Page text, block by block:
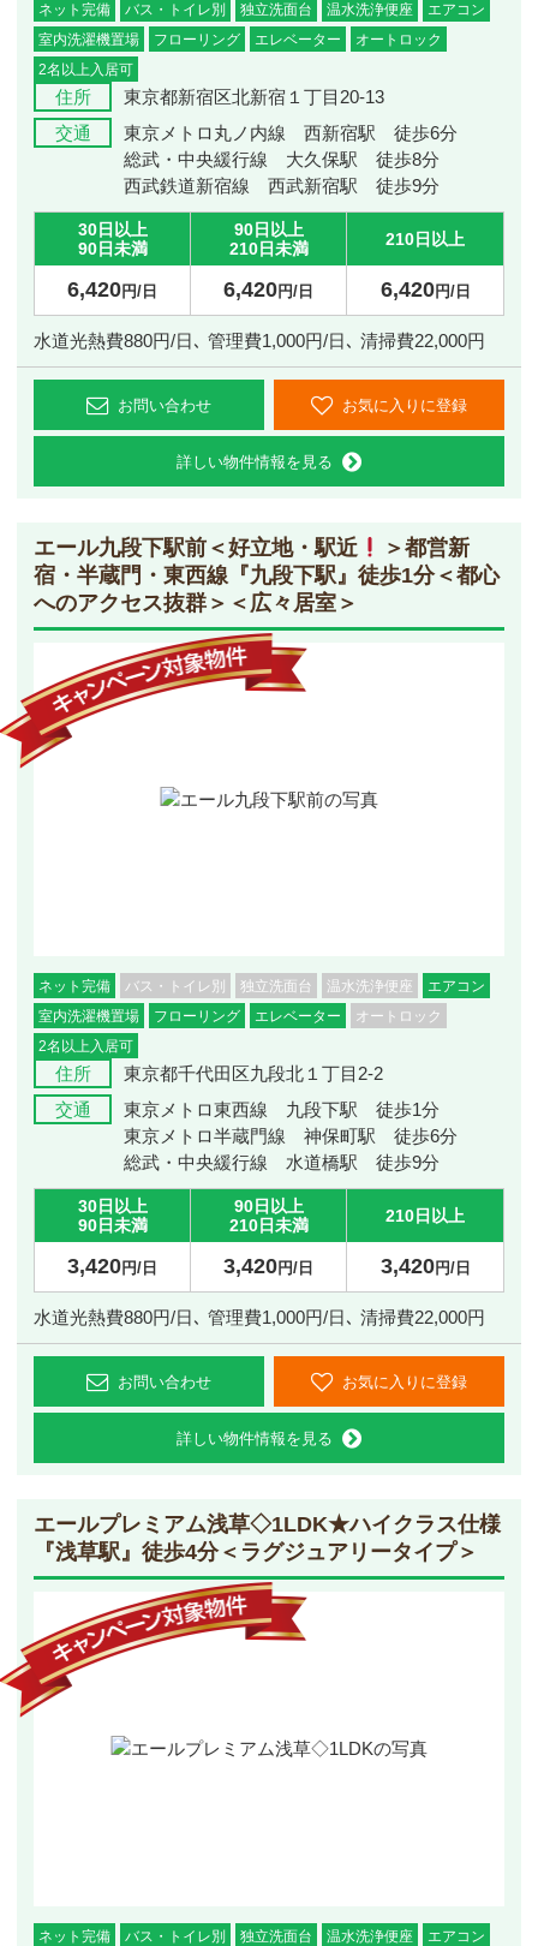
ネット完備 バス・トイレ別 独立洗面台 温水洗浄便座
エアコン
室内洗濯機置場
フローリング エレベーター
オートロック
2名以上入居可
住所
東京都新宿区北新宿１丁目20‐13
交通
東京メトロ丸ノ内線 西新宿駅 徒歩6分
総武・中央緩行線 大久保駅 徒歩8分
西武鉄道新宿線 西武新宿駅 徒歩9分
30日以上
90日未満
90日以上
210日未満
210日以上
6,420円/日 6,420円/日 6,420円/日
水道光熱費880円/日､ 管理費1,000円/日､ 清掃費22,000円
お問い合わせ お気に入りに登録
詳しい物件情報を見る
エール九段下駅前 ＜好立地・駅近
＞都営新
宿・半蔵門・東西線『九段下駅』徒歩1分＜都心
へのアクセス抜群＞＜広々居室＞
ネット完備 バス・トイレ別 独立洗面台 温水洗浄便座
エアコン
室内洗濯機置場
フローリング エレベーター
オートロック
2名以上入居可
住所
東京都千代田区九段北１丁目2-2
交通
東京メトロ東西線 九段下駅 徒歩1分
東京メトロ半蔵門線 神保町駅 徒歩6分
総武・中央緩行線 水道橋駅 徒歩9分
30日以上
90日未満
90日以上
210日未満
210日以上
3,420円/日 3,420円/日 3,420円/日
水道光熱費880円/日､ 管理費1,000円/日､ 清掃費22,000円
お問い合わせ お気に入りに登録
詳しい物件情報を見る
エールプレミアム浅草◇1LDK★ハイクラス仕様
『浅草駅』徒歩4分＜ラグジュアリータイプ＞
ネット完備 バス・トイレ別 独立洗面台 温水洗浄便座 エアコン